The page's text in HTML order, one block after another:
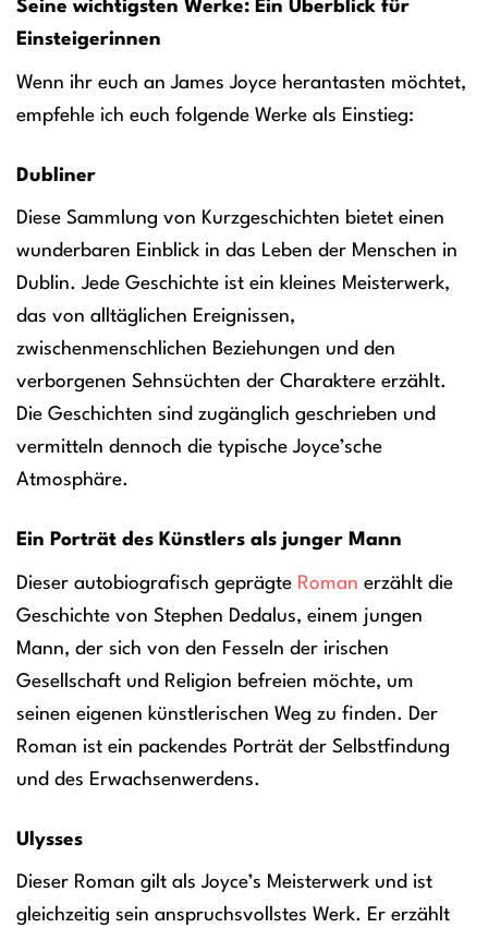
Seine wichtigsten Werke: Ein Überblick für
Einsteigerinnen
Wenn ihr euch an James Joyce herantasten möchtet,
empfehle ich euch folgende Werke als Einstieg:
Dubliner
Diese Sammlung von Kurzgeschichten bietet einen
wunderbaren Einblick in das Leben der Menschen in
Dublin. Jede Geschichte ist ein kleines Meisterwerk,
das von alltäglichen Ereignissen,
zwischenmenschlichen Beziehungen und den
verborgenen Sehnsüchten der Charaktere erzählt.
Die Geschichten sind zugänglich geschrieben und
vermitteln dennoch die typische Joyce’sche
Atmosphäre.
Ein Porträt des Künstlers als junger Mann
Dieser autobiografisch geprägte Roman erzählt die
Geschichte von Stephen Dedalus, einem jungen
Mann, der sich von den Fesseln der irischen
Gesellschaft und Religion befreien möchte, um
seinen eigenen künstlerischen Weg zu finden. Der
Roman ist ein packendes Porträt der Selbstfindung
und des Erwachsenwerdens.
Ulysses
Dieser Roman gilt als Joyce’s Meisterwerk und ist
gleichzeitig sein anspruchsvollstes Werk. Er erzählt